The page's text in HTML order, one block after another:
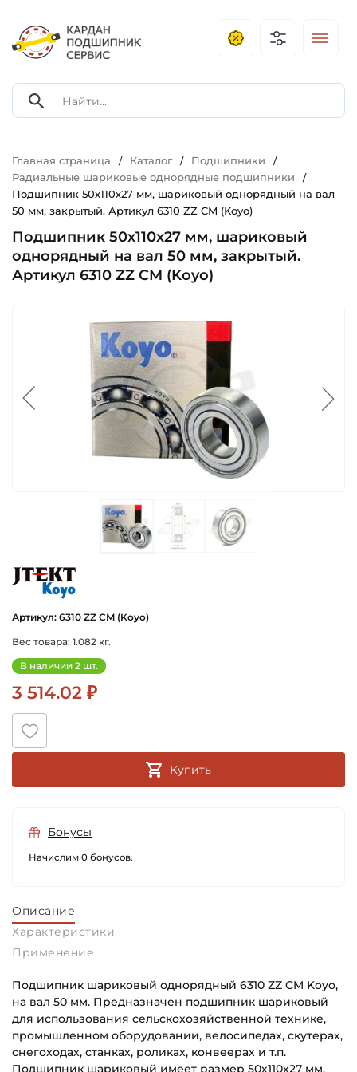
Главная страница / Каталог / Подшипники /
Радиальные шариковые однорядные подшипники /
Подшипник 50х110х27 мм, шариковый однорядный на вал
50 мм, закрытый. Артикул 6310 ZZ CM (Koyo)
Подшипник 50х110х27 мм, шариковый
однорядный на вал 50 мм, закрытый.
Артикул 6310 ZZ CM (Koyo)
Артикул: 6310 ZZ CM (Koyo)
Вес товара: 1.082 кг.
В наличии 2 шт.
3 514.02 ₽
Купить
Бонусы
Начислим 0 бонусов.
Описание
Характеристики
Применение
Подшипник шариковый однорядный 6310 ZZ CM Koyo,
на вал 50 мм. Предназначен подшипник шариковый
для использования сельскохозяйственной технике,
промышленном оборудовании, велосипедах, скутерах,
снегоходах, станках, роликах, конвеерах и т.п.